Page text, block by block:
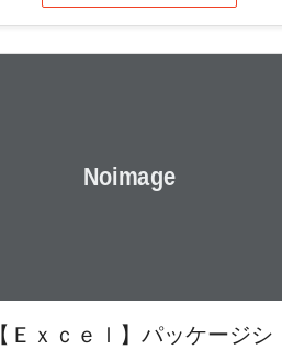
【Ｅｘｃｅｌ】パッケージシ